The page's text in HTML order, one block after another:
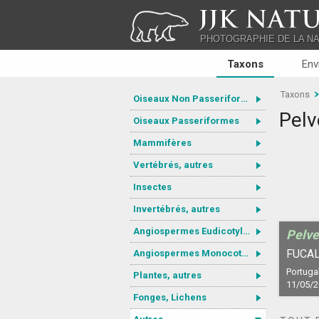
JJK
PHOTOGRAPHIE DE LA
Taxons
Oiseaux Non Passeriformes
Oiseaux Passeriformes
Mammifères
Vertébrés, autres
Insectes
Invertébrés, autres
Angiospermes Eudicotylédones
Angiospermes Monocotylédones
Plantes, autres
Fonges, Lichens
Taxons
11/05/